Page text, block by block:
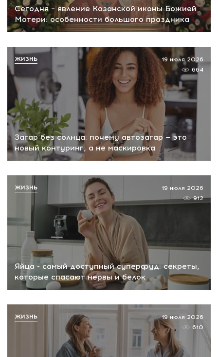
Сегодня – явление Казанской иконы Божией
Матери: особенности большого праздника
Загар без солнца: почему автозагар — это
новый контуринг, а не маскировка
19 июля 2026
664
ЖИЗНЬ
Яйца - самый доступный суперфуд: секреты,
которые спасают нервы и белок
19 июля 2026
912
ЖИЗНЬ
19 июля 2026
610
ЖИЗНЬ